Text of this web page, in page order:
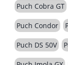
Puch Cobra GT
Puch Condor
Puch DS 50V